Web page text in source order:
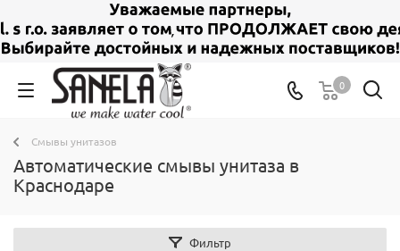
0
Смывы унитазов
Автоматические смывы унитаза в
Краснодаре
Фильтр